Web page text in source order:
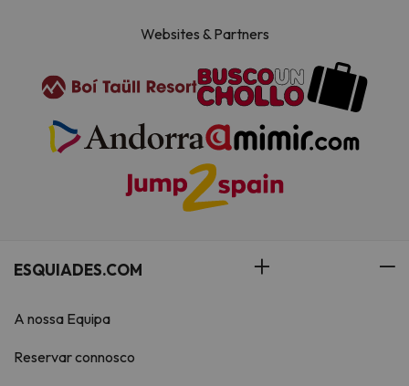
Websites & Partners
ESQUIADES.COM
A nossa Equipa
Reservar connosco